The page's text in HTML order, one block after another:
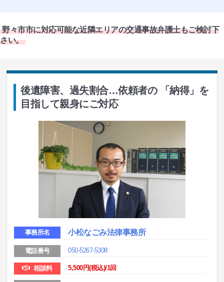
野々市市に対応可能な近隣エリアの交通事故弁護士もご検討下
さい。
後遺障害、過失割合…依頼者の 「納得」を
目指して親身にご対応
事務所名 小松なごみ法律事務所
電話番号 050-5267-5308
相談料 5,500円(税込)/1回